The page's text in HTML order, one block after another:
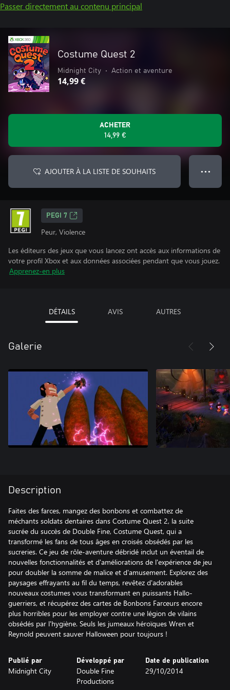
Passer directement au contenu principal
Costume Quest 2
Midnight City • Action et aventure
14,99 €
ACHETER
14,99 €
AJOUTER À LA LISTE DE SOUHAITS ● ● ●
PEGI 7
Peur, Violence
Les éditeurs des jeux que vous lancez ont accès aux informations de
votre profil Xbox et aux données associées pendant que vous jouez.
Apprenez-en plus
DÉTAILS AVIS AUTRES
Galerie
Description
Faites des farces, mangez des bonbons et combattez de
méchants soldats dentaires dans Costume Quest 2, la suite
sucrée du succès de Double Fine, Costume Quest, qui a
transformé les fans de tous âges en croisés obsédés par les
sucreries. Ce jeu de rôle-aventure débridé inclut un éventail de
nouvelles fonctionnalités et d'améliorations de l'expérience de jeu
pour doubler la somme de malice et d'amusement. Explorez des
paysages effrayants au fil du temps, revêtez d'adorables
nouveaux costumes vous transformant en puissants Hallo-
guerriers, et récupérez des cartes de Bonbons Farceurs encore
plus horribles pour les employer contre une légion de vilains
obsédés par l'hygiène. Seuls les jumeaux héroïques Wren et
Reynold peuvent sauver Halloween pour toujours !
Publié par
Midnight City
Développé par
Double Fine
Productions
Date de publication
29/10/2014